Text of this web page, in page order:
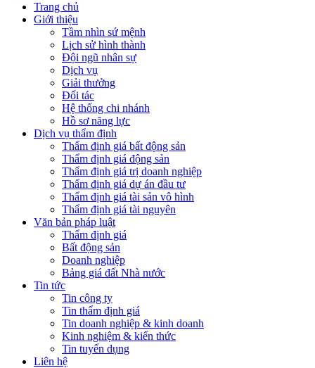
Trang chủ
Giới thiệu
Tầm nhìn sứ mệnh
Lịch sử hình thành
Đội ngũ nhân sự
Dịch vụ
Giải thưởng
Đối tác
Hệ thống chi nhánh
Hồ sơ năng lực
Dịch vụ thẩm định
Thẩm định giá bất động sản
Thẩm định giá động sản
Thẩm định giá trị doanh nghiệp
Thẩm định giá dự án đầu tư
Thẩm định giá tài sản vô hình
Thẩm định giá tài nguyên
Văn bản pháp luật
Thẩm định giá
Bất động sản
Doanh nghiệp
Bảng giá đất Nhà nước
Tin tức
Tin công ty
Tin thẩm định giá
Tin doanh nghiệp & kinh doanh
Kinh nghiệm & kiến thức
Tin tuyển dụng
Liên hệ